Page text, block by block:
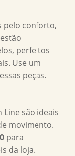
pelo conforto,
perfeitos
Use um
peças.
Line são ideais
movimento.
para
da loja.